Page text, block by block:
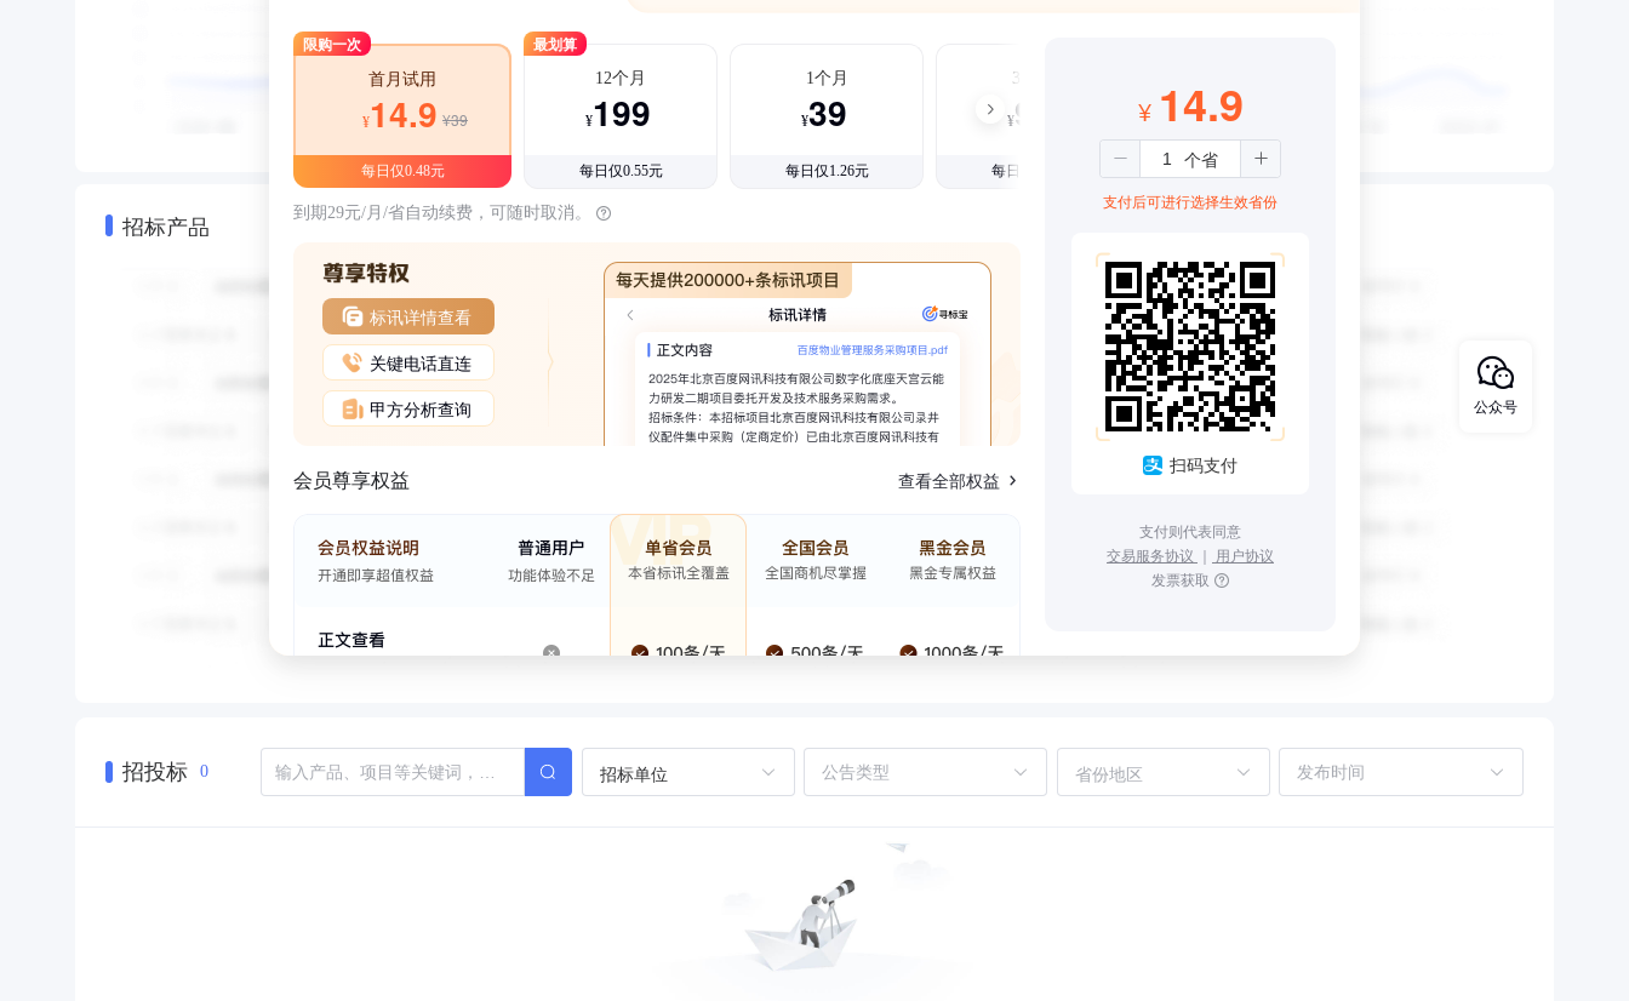
招标产品
限购一次
首月试用
¥14.9 ¥39
每日仅0.48元
最划算
12个月
¥199
每日仅0.55元
1个月
¥39
每日仅1.26元
3个月
¥99
每日仅1.08元
到期29元/月/省自动续费，可随时取消。
标讯详情查看
关键电话直连
甲方分析查询
会员尊享权益 查看全部权益
¥ 14.9
支付后可进行选择生效省份
扫码支付
支付则代表同意
交易服务协议 ｜ 用户协议
发票获取
招投标 0 招标单位 省份地区
公众号